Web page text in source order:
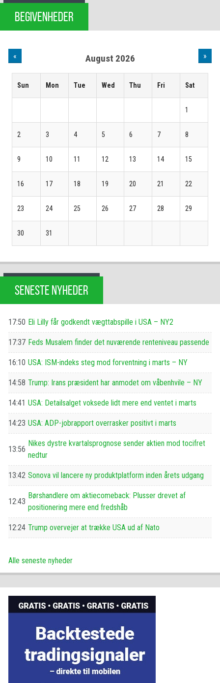
BEGIVENHEDER
« August 2026 »
Sun Mon Tue Wed Thu Fri Sat
1
2 3 4 5 6 7 8
9 10 11 12 13 14 15
16 17 18 19 20 21 22
23 24 25 26 27 28 29
30 31
SENESTE NYHEDER
17:50 Eli Lilly får godkendt vægttabspille i USA – NY2
17:37 Feds Musalem finder det nuværende renteniveau passende
16:10 USA: ISM-indeks steg mod forventning i marts – NY
14:58 Trump: Irans præsident har anmodet om våbenhvile – NY
14:41 USA: Detailsalget voksede lidt mere end ventet i marts
14:23 USA: ADP-jobrapport overrasker positivt i marts
13:56
Nikes dystre kvartalsprognose sender aktien mod tocifret
nedtur
13:42 Sonova vil lancere ny produktplatform inden årets udgang
12:43
Børshandlere om aktiecomeback: Plusser drevet af
positionering mere end fredshåb
12:24 Trump overvejer at trække USA ud af Nato
Alle seneste nyheder